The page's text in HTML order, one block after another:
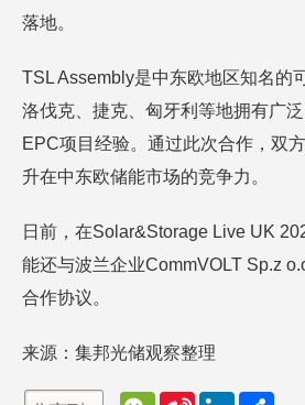
落地。
TSL Assembly是中东欧地区知名的
洛伐克、捷克、匈牙利等地拥有广
EPC项目经验。通过此次合作，双
升在中东欧储能市场的竞争力。
日前，在Solar&Storage Live UK
能还与波兰企业CommVOLT Sp.z
合作协议。
来源：集邦光储观察整理
W S L